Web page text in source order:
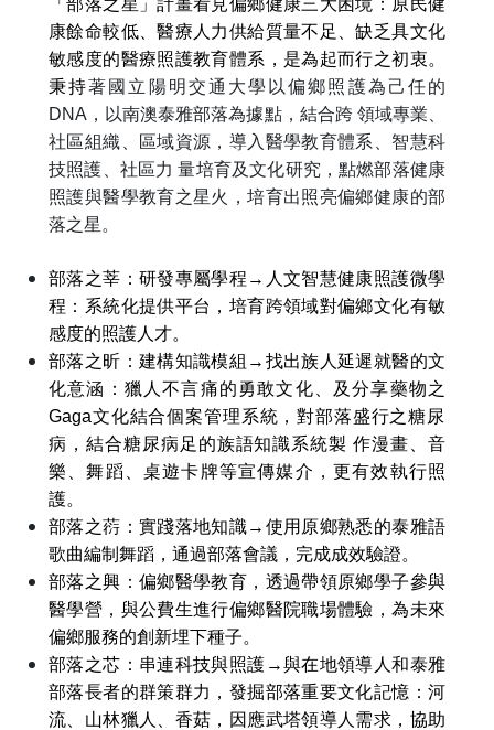
「部落之星」計畫看見偏鄉健康三大困境：原民健
康餘命較低、醫療人力供給質量不足、缺乏具文化
敏感度的醫療照護教育體系，是為起而行之初衷。
秉持著國立陽明交通大學以偏鄉照護為己任的
DNA ，以南澳泰雅部落為據點，結合跨 領域專業、
社區組織、區域資源，導入醫學教育體系、智慧科
技照護、社區力 量培育及文化研究，點燃部落健康
照護與醫學教育之星火，培育出照亮偏鄉健康的部
落之星。
部落之莘：研發專屬學程→人文智慧健康照護微學
程：系統化提供平台，培育跨領域對偏鄉文化有敏
感度的照護人才。
部落之昕：建構知識模組 →找出族人延遲就醫的文
化意涵：獵人不言痛的勇敢文化、及分享藥物之
Gaga文化結合個案管理系統，對部落盛行之糖尿
病，結合糖尿病足的族語知識系統製 作漫畫、音
樂、舞蹈、桌遊卡牌等宣傳媒介，更有效執行照
護。
部落之葕：實踐落地知識→使用原鄉熟悉的泰雅語
歌曲編制舞蹈，通過部落會議，完成成效驗證。
部落之興：偏鄉醫學教育，透過帶領原鄉學子參與
醫學營，與公費生進行偏鄉醫院職場體驗，為未來
偏鄉服務的創新埋下種子。
部落之芯：串連科技與照護 →與在地領導人和泰雅
部落長者的群策群力，發掘部落重要文化記憶：河
流、山林獵人、香菇，因應武塔領導人需求，協助